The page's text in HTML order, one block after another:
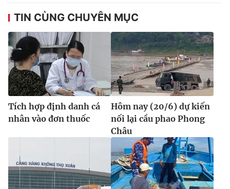
® Cấm sao chép dưới mọi hình thức nếu không có sự chấp
thuận bằng văn bản. Ghi rõ nguồn VTV.vn khi phát hành lại
thông tin từ website này.
TIN CÙNG CHUYÊN MỤC
Tích hợp định danh cá
nhân vào đơn thuốc
Hôm nay (20/6) dự kiến
nối lại cầu phao Phong
Châu